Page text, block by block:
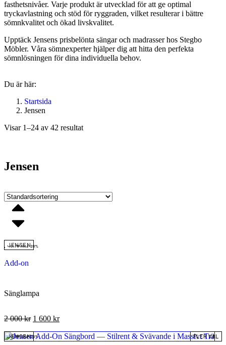
fasthetsnivåer. Varje produkt är utvecklad för att ge optimal
tryckavlastning och stöd för ryggraden, vilket resulterar i bättre
sömnkvalitet och ökad livskvalitet.
Upptäck Jensens prisbelönta sängar och madrasser hos Stegbo
Möbler. Våra sömnexperter hjälper dig att hitta den perfekta
sömnlösningen för dina individuella behov.
Du är här:
Startsida
Jensen
Visar 1–24 av 42 resultat
Jensen
KAMPANJ 20%
JENSEN
Add-on
Sänglampa
2 000kr 1 600 kr
KAMPANJ 20%
JENSEN FLER VAL